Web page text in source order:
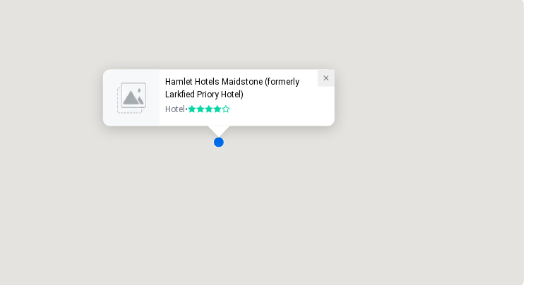
Hamlet Hotels Maidstone (formerly
Larkfied Priory Hotel)
Hotel •4 de 5